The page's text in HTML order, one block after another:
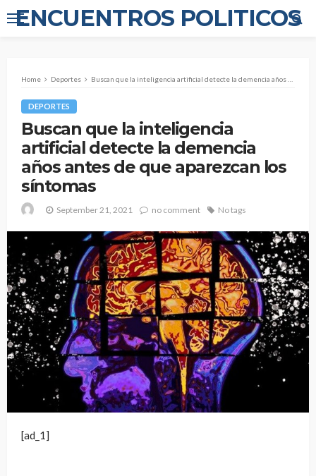
ENCUENTROS POLITICOS
Home Deportes Buscan que la inteligencia artificial detecte la demencia años antes de que aparezcan los síntomas
DEPORTES
Buscan que la inteligencia
artificial detecte la demencia
años antes de que aparezcan los
síntomas
September 21, 2021 no comment No tags
[ad_1]